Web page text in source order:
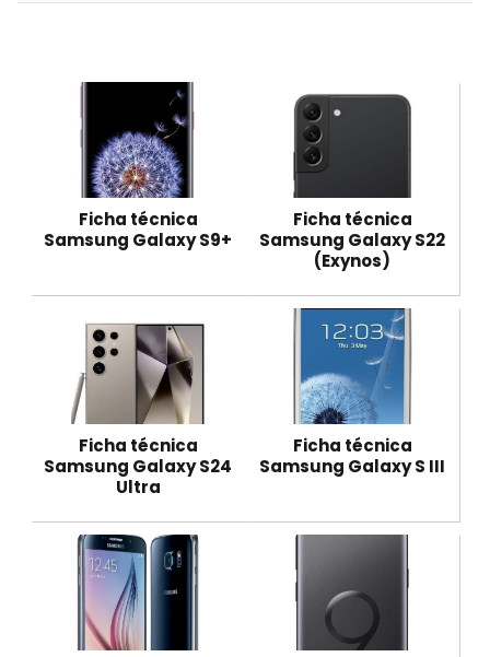
Ficha técnica
Samsung Galaxy S9+
Ficha técnica
Samsung Galaxy S22
(Exynos)
Ficha técnica
Samsung Galaxy S24
Ultra
Ficha técnica
Samsung Galaxy S III